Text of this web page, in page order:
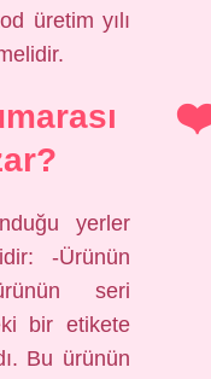
üretim yılı
yerler
-Ürünün
seri
bir etikete
Bu ürünün